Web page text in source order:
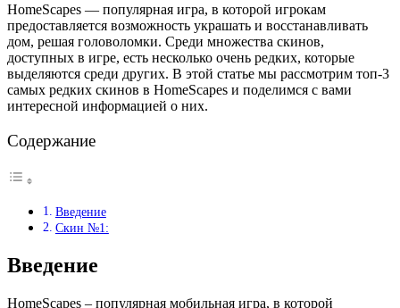
HomeScapes — популярная игра, в которой игрокам
предоставляется возможность украшать и восстанавливать
дом, решая головоломки. Среди множества скинов,
доступных в игре, есть несколько очень редких, которые
выделяются среди других. В этой статье мы рассмотрим топ-3
самых редких скинов в HomeScapes и поделимся с вами
интересной информацией о них.
Содержание
Введение
Скин №1:
Введение
HomeScapes – популярная мобильная игра, в которой